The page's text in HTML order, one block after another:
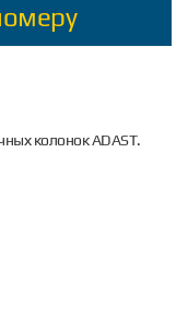
колонок ADAST.